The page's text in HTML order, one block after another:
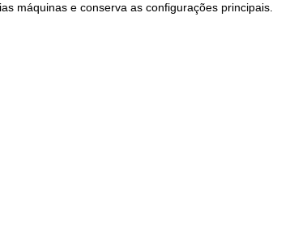
máquinas e conserva as configurações principais.